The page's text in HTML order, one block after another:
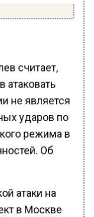
считает,
атаковать
не является
ударов по
режима в
Об
атаки на
в Москве